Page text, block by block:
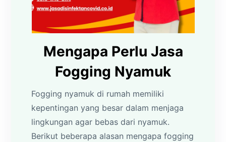
Mengapa Perlu Jasa
Fogging Nyamuk
Fogging nyamuk di rumah memiliki
kepentingan yang besar dalam menjaga
lingkungan agar bebas dari nyamuk.
Berikut beberapa alasan mengapa fogging